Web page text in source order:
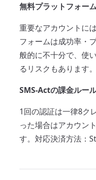
無料プラットフォー
重要なアカウントに
フォームは成功率・
般的に不十分で、使
るリスクもあります。
SMS-Actの課金ルー
1回の認証は一律8ク
った場合はアカウン
す。対応決済方法：